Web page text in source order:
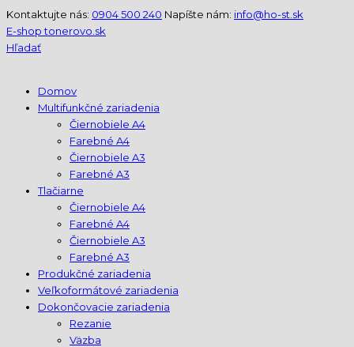
Kontaktujte nás: 0904 500 240 Napíšte nám: info@ho-st.sk
E-shop tonerovo.sk
Hľadať
Domov
Multifunkčné zariadenia
Čiernobiele A4
Farebné A4
Čiernobiele A3
Farebné A3
Tlačiarne
Čiernobiele A4
Farebné A4
Čiernobiele A3
Farebné A3
Produkčné zariadenia
Veľkoformátové zariadenia
Dokončovacie zariadenia
Rezanie
Väzba